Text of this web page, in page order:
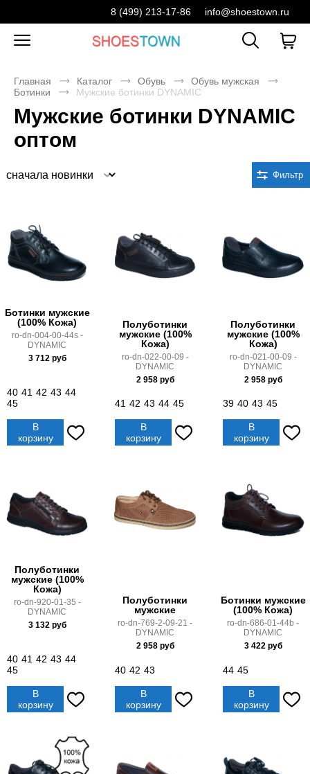
8 (499) 213-17-86 info@shoestown.ru
Главная Каталог Обувь
Обувь мужская
Ботинки
Мужские ботинки DYNAMIC
Мужские ботинки DYNAMIC
оптом
Фильтр
Ботинки мужские
(100% Кожа)
ro-dn-004-00-44s -
DYNAMIC
3 712руб
40 41 42 43 44
45
В
корзину
Полуботинки
мужские (100%
Кожа)
ro-dn-022-00-09 -
DYNAMIC
2 958руб
41 42 43 44 45
В
корзину
Полуботинки
мужские (100%
Кожа)
ro-dn-021-00-09 -
DYNAMIC
2 958руб
39 40 43 45
В
корзину
Полуботинки
мужские (100%
Кожа)
ro-dn-920-01-35 -
DYNAMIC
3 132руб
40 41 42 43 44
45
В
корзину
Полуботинки
мужские
ro-dn-769-2-09-21 -
DYNAMIC
2 958руб
40 42 43
В
корзину
Ботинки мужские
(100% Кожа)
ro-dn-686-01-44b -
DYNAMIC
3 422руб
44 45
В
корзину